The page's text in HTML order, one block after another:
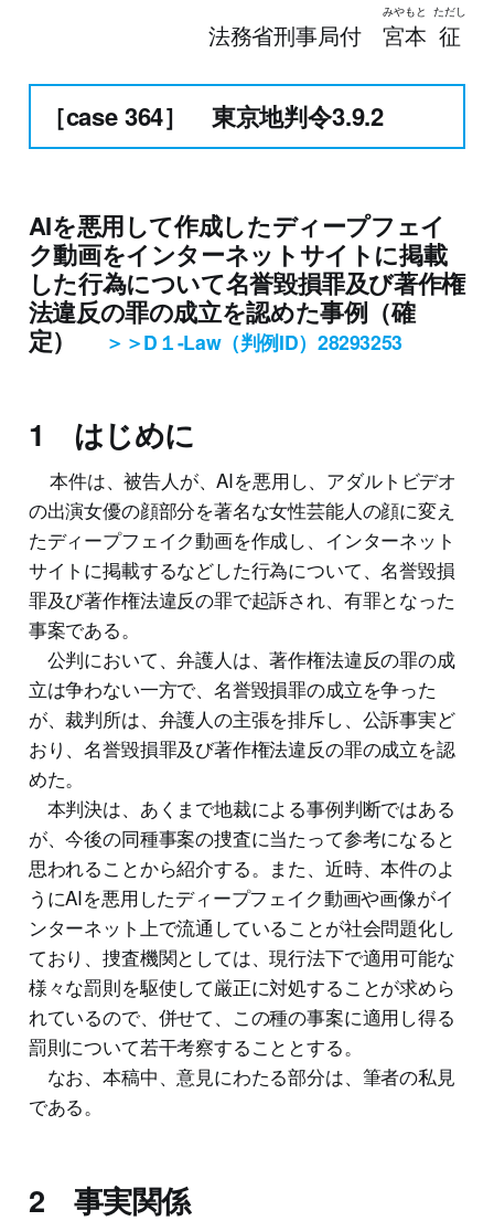
法務省刑事局付宮本
みやもと
征
ただし
［case 364］ 東京地判令3.9.2
AIを悪用して作成したディープフェイ
ク動画をインターネットサイトに掲載
した行為について名誉毀損罪及び著作権
法違反の罪の成立を認めた事例（確
定）
＞＞D１-Law（判例ID）28293253
1 はじめに
本件は、被告人が、AIを悪用し、アダルトビデオ
の出演女優の顔部分を著名な女性芸能人の顔に変え
たディープフェイク動画を作成し、インターネット
サイトに掲載するなどした行為について、名誉毀損
罪及び著作権法違反の罪で起訴され、有罪となった
事案である。
公判において、弁護人は、著作権法違反の罪の成
立は争わない一方で、名誉毀損罪の成立を争った
が、裁判所は、弁護人の主張を排斥し、公訴事実ど
おり、名誉毀損罪及び著作権法違反の罪の成立を認
めた。
本判決は、あくまで地裁による事例判断ではある
が、今後の同種事案の捜査に当たって参考になると
思われることから紹介する。また、近時、本件のよ
うにAIを悪用したディープフェイク動画や画像がイ
ンターネット上で流通していることが社会問題化し
ており、捜査機関としては、現行法下で適用可能な
様々な罰則を駆使して厳正に対処することが求めら
れているので、併せて、この種の事案に適用し得る
罰則について若干考察することとする。
なお、本稿中、意見にわたる部分は、筆者の私見
である。
2 事実関係